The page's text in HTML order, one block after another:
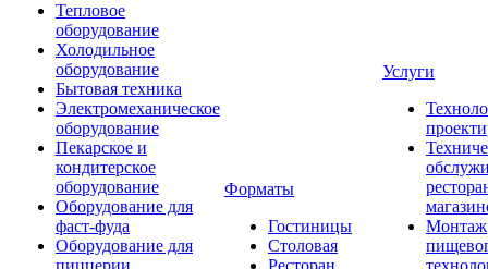
Тепловое
оборудование
Холодильное
оборудование
Бытовая техника
Электромеханическое
оборудование
Пекарское и
кондитерское
оборудование
Оборудование для
фаст-фуда
Оборудование для
пиццерии
Форматы
Гостиницы
Столовая
Ресторан
Услуги
Монтаж